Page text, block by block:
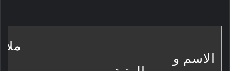
الاسم و